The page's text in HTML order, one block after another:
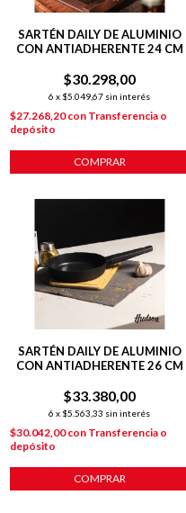
SARTÉN DAILY DE ALUMINIO
CON ANTIADHERENTE 24 CM
$30.298,00
6 x $5.049,67 sin interés
$27.268,20con Transferencia o
depósito
COMPRAR
SARTÉN DAILY DE ALUMINIO
CON ANTIADHERENTE 26 CM
$33.380,00
6 x $5.563,33 sin interés
$30.042,00con Transferencia o
depósito
COMPRAR